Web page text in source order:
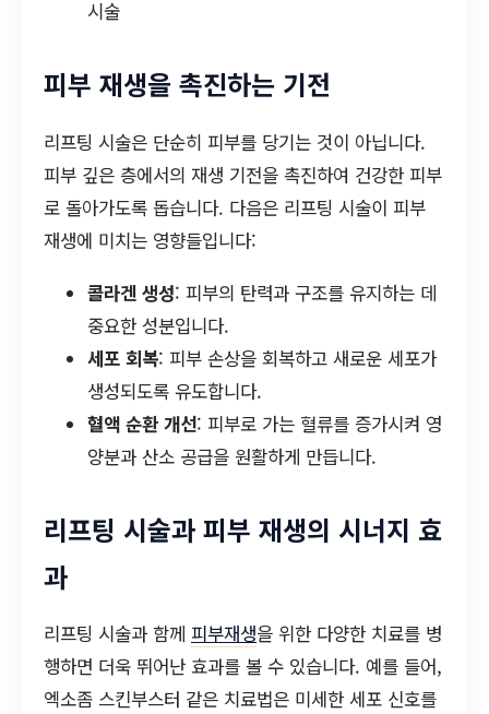
시술
피부 재생을 촉진하는 기전
리프팅 시술은 단순히 피부를 당기는 것이 아닙니다.
피부 깊은 층에서의 재생 기전을 촉진하여 건강한 피부
로 돌아가도록 돕습니다. 다음은 리프팅 시술이 피부
재생에 미치는 영향들입니다:
콜라겐 생성: 피부의 탄력과 구조를 유지하는 데
중요한 성분입니다.
세포 회복: 피부 손상을 회복하고 새로운 세포가
생성되도록 유도합니다.
혈액 순환 개선: 피부로 가는 혈류를 증가시켜 영
양분과 산소 공급을 원활하게 만듭니다.
리프팅 시술과 피부 재생의 시너지 효
과
리프팅 시술과 함께 피부재생을 위한 다양한 치료를 병
행하면 더욱 뛰어난 효과를 볼 수 있습니다. 예를 들어,
엑소좀 스킨부스터 같은 치료법은 미세한 세포 신호를